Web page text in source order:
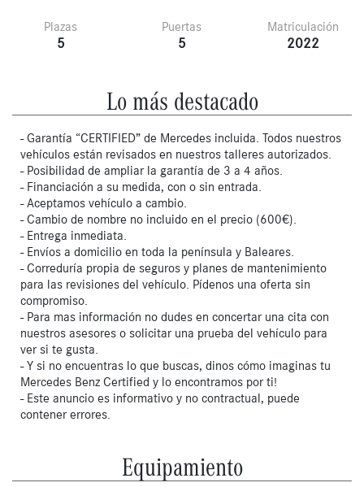
Plazas
5
Puertas
5
Matriculación
2022
Lo más destacado
- Garantía “CERTIFIED” de Mercedes incluida. Todos nuestros
vehículos están revisados en nuestros talleres autorizados.
- Posibilidad de ampliar la garantía de 3 a 4 años.
- Financiación a su medida, con o sin entrada.
- Aceptamos vehículo a cambio.
- Cambio de nombre no incluido en el precio (600€).
- Entrega inmediata.
- Envíos a domicilio en toda la península y Baleares.
- Correduría propia de seguros y planes de mantenimiento
para las revisiones del vehículo. Pídenos una oferta sin
compromiso.
- Para mas información no dudes en concertar una cita con
nuestros asesores o solicitar una prueba del vehículo para
ver si te gusta.
- Y si no encuentras lo que buscas, dinos cómo imaginas tu
Mercedes Benz Certified y lo encontramos por ti!
- Este anuncio es informativo y no contractual, puede
contener errores.
Equipamiento